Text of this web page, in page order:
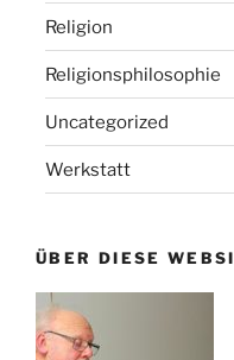
Religion
Religionsphilosophie
Uncategorized
Werkstatt
ÜBER DIESE